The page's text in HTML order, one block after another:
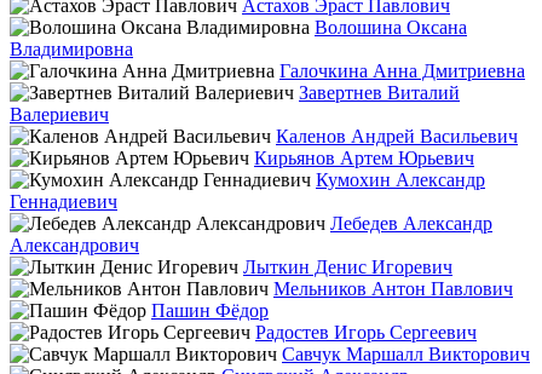
Астахов Эраст Павлович
Волошина Оксана
Владимировна
Галочкина Анна Дмитриевна
Завертнев Виталий
Валериевич
Каленов Андрей Васильевич
Кирьянов Артем Юрьевич
Кумохин Александр
Геннадиевич
Лебедев Александр
Александрович
Лыткин Денис Игоревич
Мельников Антон Павлович
Пашин Фёдор
Радостев Игорь Сергеевич
Савчук Маршалл Викторович